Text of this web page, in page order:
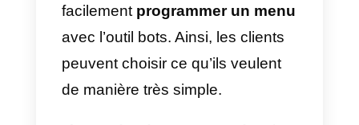
entre l’entreprise et ses clients. Et
cela se traduit par une
augmentation des commandes.